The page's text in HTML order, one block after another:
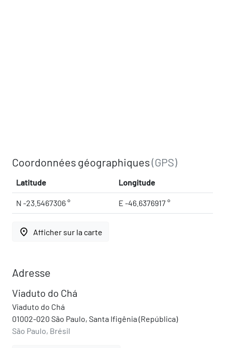
Coordonnées géographiques(GPS)
Latitude Longitude
N -23.5467306 ° E -46.6376917 °
place Afficher sur la carte
Adresse
Viaduto do Chá
Viaduto do Chá
01002-020 São Paulo, Santa Ifigênia (República)
São Paulo, Brésil